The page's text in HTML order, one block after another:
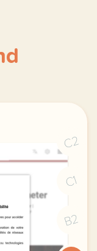
C2
C1
B2